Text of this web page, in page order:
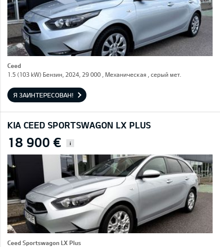
Ceed
1.5 (103 kW) Бензин, 2024, 29 000 , Механическая , серый мет.
Я ЗАИНТЕРЕСОВАН!
KIA CEED SPORTSWAGON LX PLUS
18 900 € i
Ceed Sportswagon LX Plus